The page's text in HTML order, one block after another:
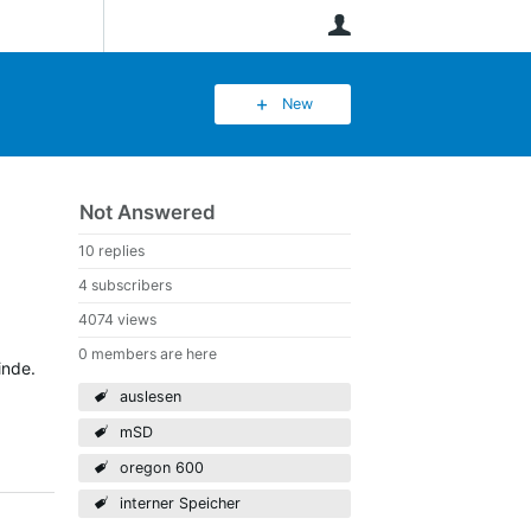
New
Not Answered
10 replies
4 subscribers
4074 views
0 members are here
auslesen
mSD
oregon 600
interner Speicher